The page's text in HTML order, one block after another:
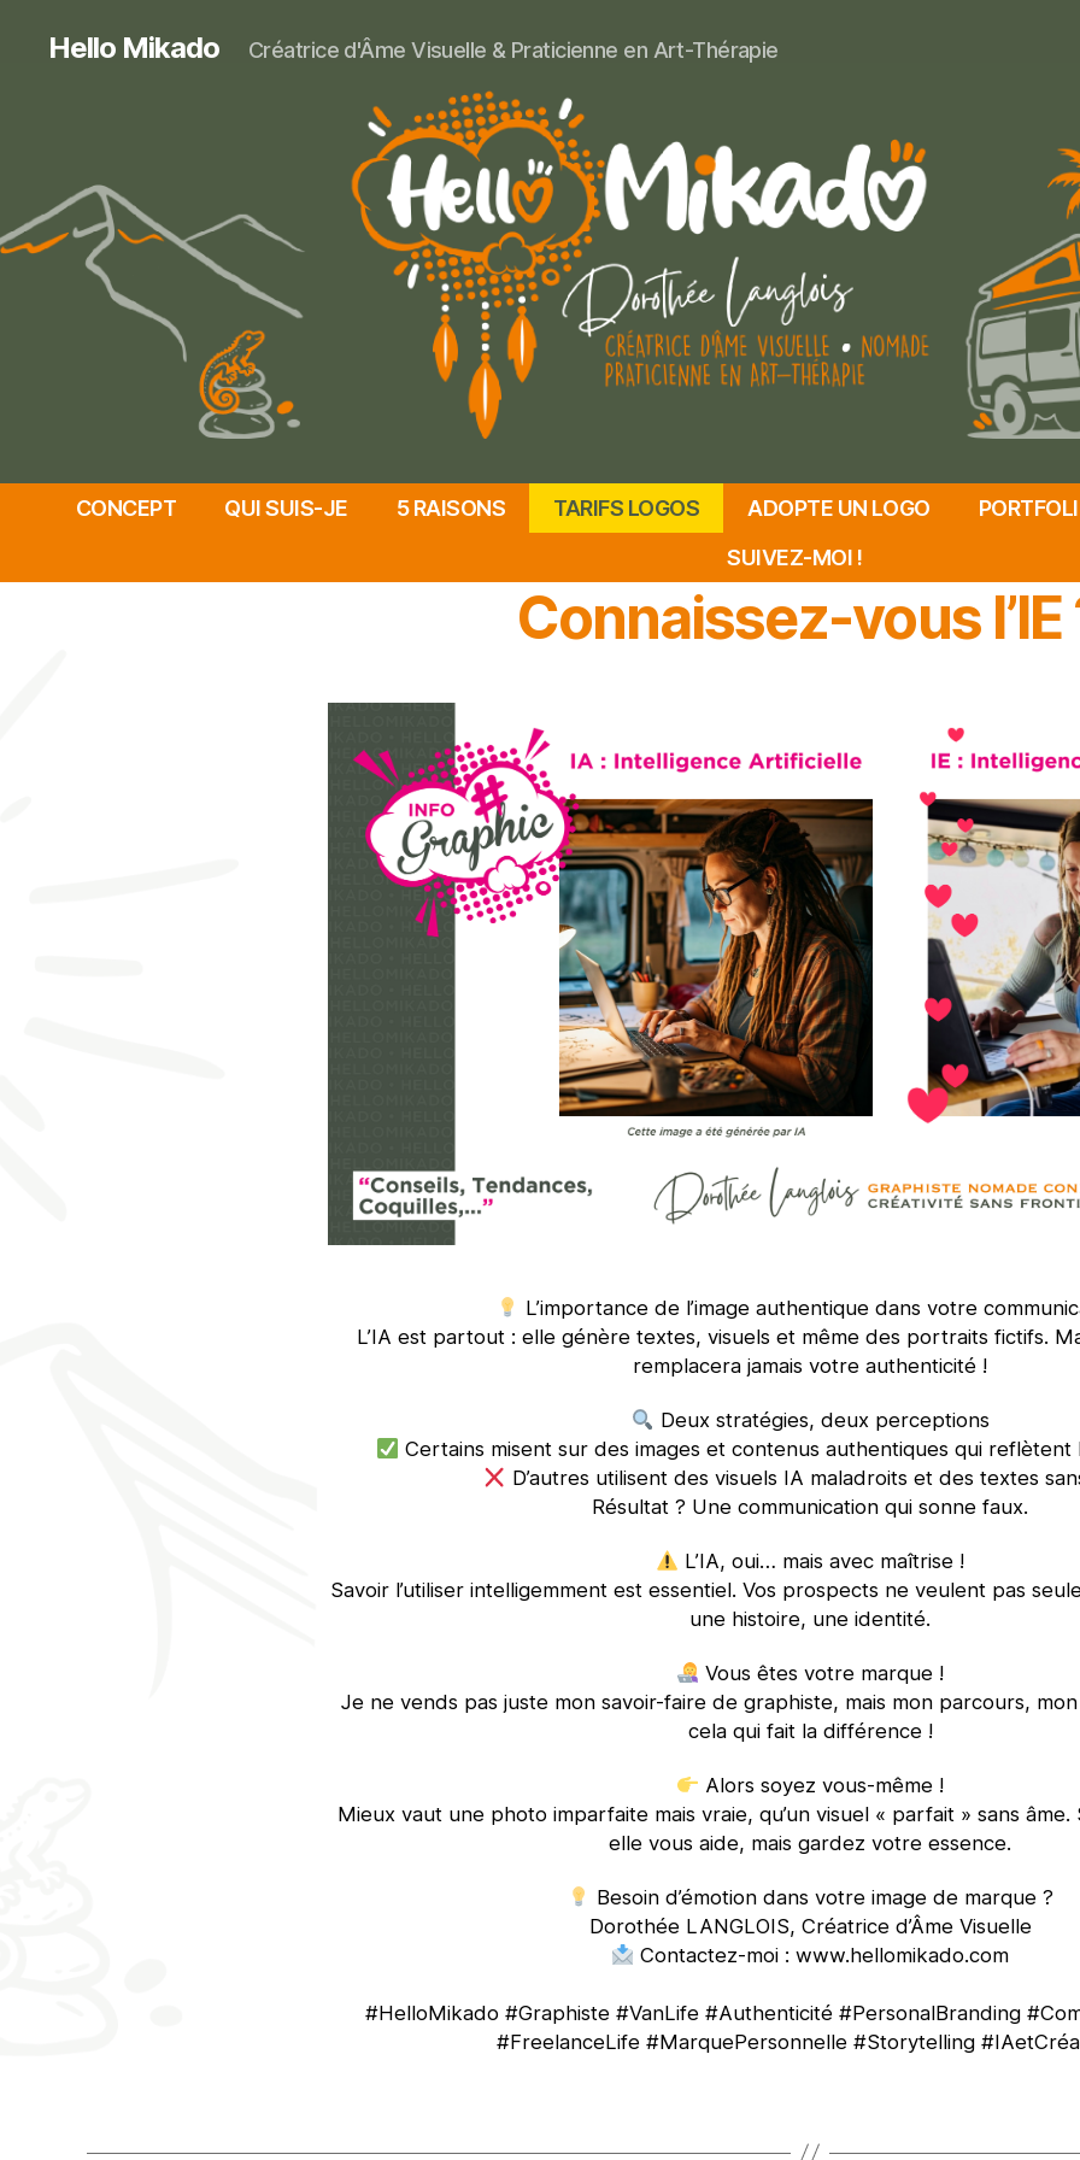
Hello Mikado Créatrice d'Âme Visuelle & Praticienne en Art-Thérapie
CONCEPT QUI SUIS-JE 5 RAISONS TARIFS LOGOS ADOPTE UN LOGO
SUIVEZ-MOI !
Connaissez-vous l’IE
L’importance de l’image authentique dans votre
L’IA est partout : elle génère textes, visuels et même des portraits fictifs.
remplacera jamais votre authenticité !
Deux stratégies, deux perceptions
Certains misent sur des images et contenus authentiques qui
D’autres utilisent des visuels IA maladroits et des textes
Résultat ? Une communication qui sonne faux.
L’IA, oui… mais avec maîtrise !
Savoir l’utiliser intelligemment est essentiel. Vos prospects ne veulent pas
une histoire, une identité.
Vous êtes votre marque !
Je ne vends pas juste mon savoir-faire de graphiste, mais mon parcours, mon
cela qui fait la différence !
Alors soyez vous-même !
Mieux vaut une photo imparfaite mais vraie, qu’un visuel « parfait » sans âme.
elle vous aide, mais gardez votre essence.
Besoin d’émotion dans votre image de marque ?
Dorothée LANGLOIS, Créatrice d’Âme Visuelle
Contactez-moi : www.hellomikado.com
#HelloMikado #Graphiste #VanLife #Authenticité #PersonalBranding
#FreelanceLife #MarquePersonnelle #Storytelling